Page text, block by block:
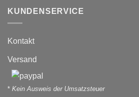
KUNDENSERVICE
Kontakt
Versand
* Kein Ausweis der Umsatzsteuer